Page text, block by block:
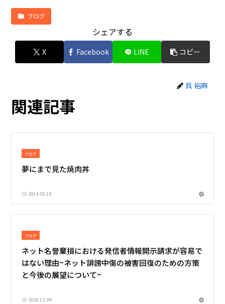
ブログ
シェアする
X Facebook LINE コピー
呉 裕麻
関連記事
ブログ
夢にまで見た焼肉丼
2014.09.18
ブログ
ネット名誉棄損における発信者情報開示請求が容易で
はない理由~ネット誹謗中傷の被害回復のための方策
と今後の展望について~
2020.12.04